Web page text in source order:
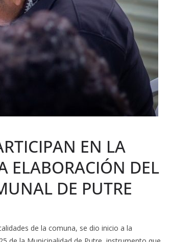
EN LA
ELABORACIÓN DEL
DE PUTRE
de la comuna, se dio inicio a la